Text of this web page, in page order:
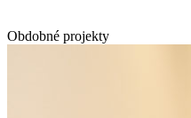
Obdobné projekty